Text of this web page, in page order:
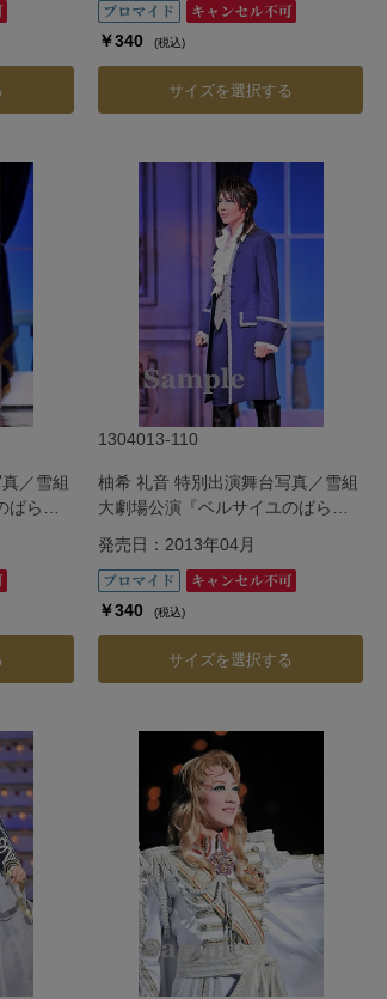
￥340 (税込)
サイズを選択する
／雪組
ら』
1304013-110
柚希 礼音 特別出演舞台写真／雪組
大劇場公演『ベルサイユのばら』
―フェルゼン編―
発売日：2013年04月
￥340 (税込)
サイズを選択する